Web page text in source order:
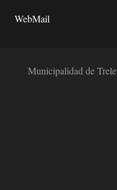
WebMail
Municipalidad de